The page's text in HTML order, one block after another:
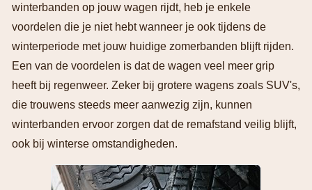
winterbanden op jouw wagen rijdt, heb je enkele
voordelen die je niet hebt wanneer je ook tijdens de
winterperiode met jouw huidige zomerbanden blijft rijden.
Een van de voordelen is dat de wagen veel meer grip
heeft bij regenweer. Zeker bij grotere wagens zoals SUV's,
die trouwens steeds meer aanwezig zijn, kunnen
winterbanden ervoor zorgen dat de remafstand veilig blijft,
ook bij winterse omstandigheden.